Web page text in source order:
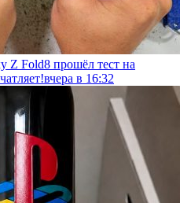
Z Fold8 прошёл тест на
вчера в 16:32